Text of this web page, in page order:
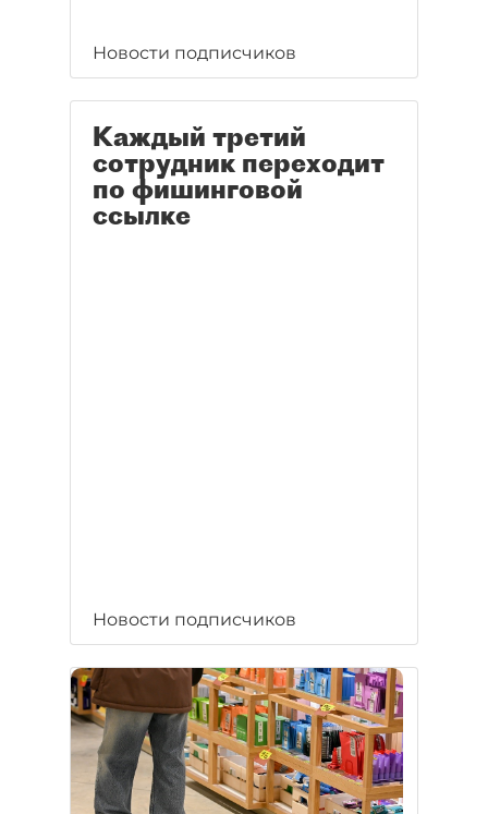
Новости подписчиков
Каждый третий
сотрудник переходит
по фишинговой
ссылке
Новости подписчиков